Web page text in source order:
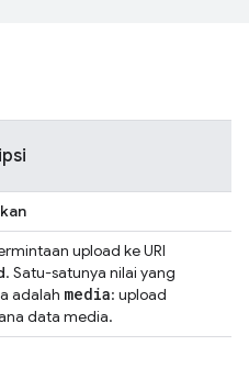
upload ke URI
. Satu-satunya nilai yang
adalah media: upload
data media.